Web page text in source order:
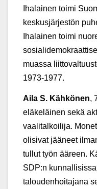
Ihalainen toimi
keskusjärjestön
Ihalainen toimi
muassa
1973-1977.
Aila S. Kähkönen,
eläkeläinen sekä
vaalitalkoilija.
olisivat jääneet
tullut työn ääreen.
SDP:n
taloudenhoitajana